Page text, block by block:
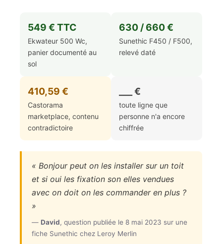
549 € TTC
Ekwateur 500 Wc,
panier documenté au
sol
630 / 660 €
Sunethic F450 / F500,
relevé daté
410,59 €
Castorama
marketplace, contenu
contradictoire
___ €
toute ligne que
personne n'a encore
chiffrée
« Bonjour peut on les installer sur un toit
et si oui les fixation son elles vendues
avec on doit on les commander en plus ?
»
— David, question publiée le 8 mai 2023 sur une
fiche Sunethic chez Leroy Merlin